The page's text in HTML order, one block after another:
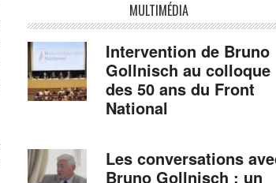
MULTIMÉDIA
Intervention de Bruno
Gollnisch au colloque
des 50 ans du Front
National
Les conversations
Bruno Gollnisch : un